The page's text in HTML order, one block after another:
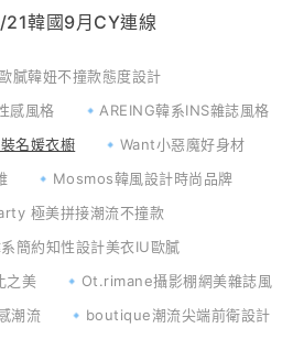
韓國9月CY連線
膩韓妞不撞款態度設計
感風格
🔹AREING韓系INS雜誌風格
名媛衣櫥
🔹Want小惡魔好身材
🔹Mosmos韓風設計時尚品牌
極美拼接潮流不撞款
簡約知性設計美衣IU歐膩
之美
🔹Ot.rimane攝影棚網美雜誌風
潮流
🔹boutique潮流尖端前衛設計